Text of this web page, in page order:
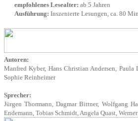
empfohlenes Lesealter: ab 5 Jahren
Ausführung: Inszenierte Lesungen, ca. 80
Autoren:
Manfred Kyber, Hans Christian Andersen, Paula
Sophie Reinheimer
Sprecher:
Jürgen Thormann, Dagmar Bittner, Wolfgang
Endemann, Tobias Schmidt, Angela Quast,